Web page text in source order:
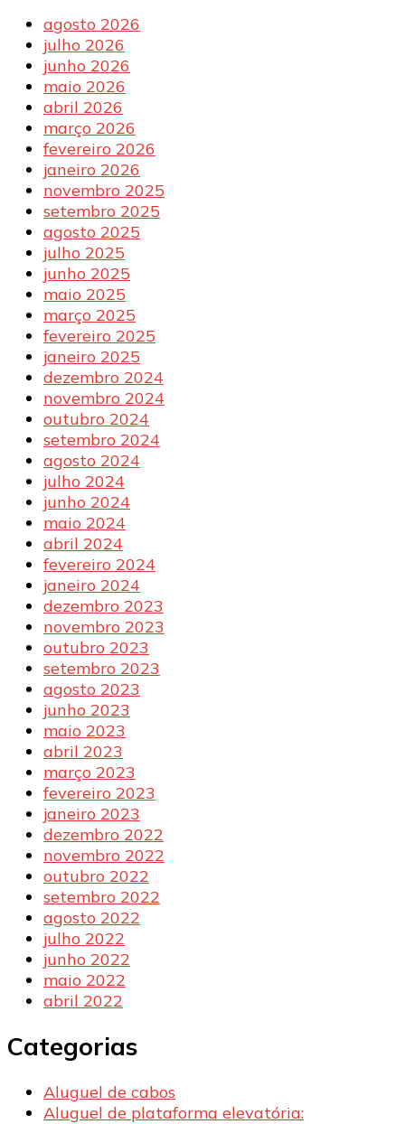
agosto 2026
julho 2026
junho 2026
maio 2026
abril 2026
março 2026
fevereiro 2026
janeiro 2026
novembro 2025
setembro 2025
agosto 2025
julho 2025
junho 2025
maio 2025
março 2025
fevereiro 2025
janeiro 2025
dezembro 2024
novembro 2024
outubro 2024
setembro 2024
agosto 2024
julho 2024
junho 2024
maio 2024
abril 2024
fevereiro 2024
janeiro 2024
dezembro 2023
novembro 2023
outubro 2023
setembro 2023
agosto 2023
junho 2023
maio 2023
abril 2023
março 2023
fevereiro 2023
janeiro 2023
dezembro 2022
novembro 2022
outubro 2022
setembro 2022
agosto 2022
julho 2022
junho 2022
maio 2022
abril 2022
Categorias
Aluguel de cabos
Aluguel de plataforma elevatória: